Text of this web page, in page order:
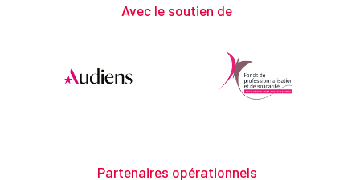
Avec le soutien de
Partenaires opérationnels